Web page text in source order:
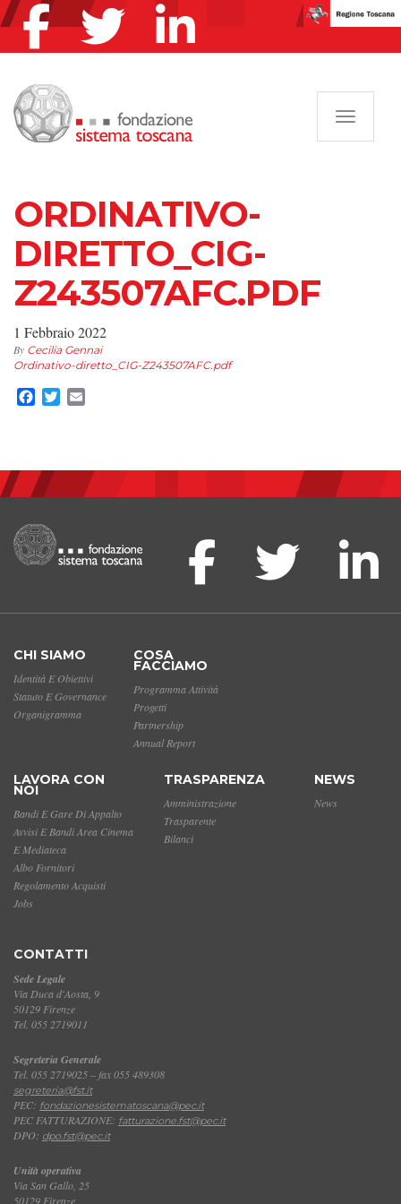
ORDINATIVO-
DIRETTO_CIG-
Z243507AFC.PDF
1 Febbraio 2022
By Cecilia Gennai
Ordinativo-diretto_CIG-Z243507AFC.pdf
Facebook
Twitter
CHI SIAMO
Identità E Obiettivi
Statuto E Governance
Organigramma
COSA
FACCIAMO
Programma Attività
Progetti
Partnership
Annual Report
LAVORA CON
NOI
Bandi E Gare Di Appalto
Avvisi E Bandi Area Cinema
E Mediateca
Albo Fornitori
Regolamento Acquisti
Jobs
TRASPARENZA
Amministrazione
Trasparente
Bilanci
NEWS
News
CONTATTI
Sede Legale
Via Duca d'Aosta, 9
50129 Firenze
Tel. 055 2719011
Segreteria Generale
Tel. 055 2719025 – fax 055 489308
segreteria@fst.it
PEC: fondazionesistematoscana@pec.it
PEC FATTURAZIONE: fatturazione.fst@pec.it
DPO: dpo.fst@pec.it
Unità operativa
Via San Gallo, 25
50129 Firenze